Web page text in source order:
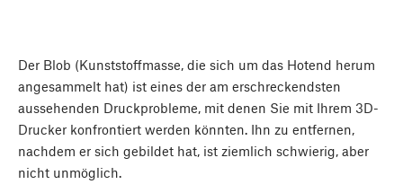
Der Blob (Kunststoffmasse, die sich um das Hotend herum
angesammelt hat) ist eines der am erschreckendsten
aussehenden Druckprobleme, mit denen Sie mit Ihrem 3D-
Drucker konfrontiert werden könnten. Ihn zu entfernen,
nachdem er sich gebildet hat, ist ziemlich schwierig, aber
nicht unmöglich.